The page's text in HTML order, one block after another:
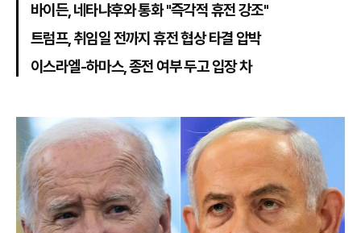
바이든, 네타냐후와 통화 "즉각적 휴전 강조"
트럼프, 취임일 전까지 휴전 협상 타결 압박
이스라엘-하마스, 종전 여부 두고 입장 차